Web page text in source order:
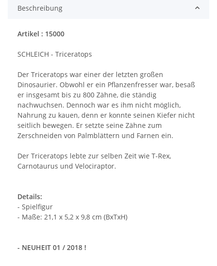
Beschreibung
Artikel : 15000
SCHLEICH - Triceratops
Der Triceratops war einer der letzten großen
Dinosaurier. Obwohl er ein Pflanzenfresser war, besaß
er insgesamt bis zu 800 Zähne, die ständig
nachwuchsen. Dennoch war es ihm nicht möglich,
Nahrung zu kauen, denn er konnte seinen Kiefer nicht
seitlich bewegen. Er setzte seine Zähne zum
Zerschneiden von Palmblättern und Farnen ein.
Der Triceratops lebte zur selben Zeit wie T-Rex,
Carnotaurus und Velociraptor.
Details:
- Spielfigur
- Maße: 21,1 x 5,2 x 9,8 cm (BxTxH)
- NEUHEIT 01 / 2018 !